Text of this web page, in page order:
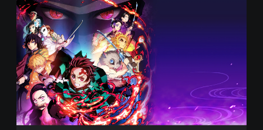
d
i
c
n
e
s
t
á
n